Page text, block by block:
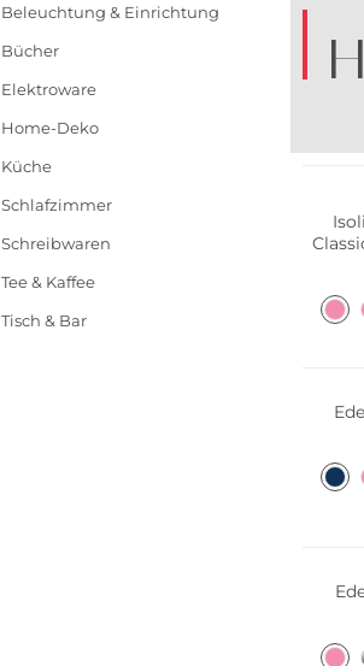
Beleuchtung & Einrichtung
Bücher
Elektroware
Home-Deko
Küche
Schlafzimmer
Schreibwaren
Tee & Kaffee
Tisch & Bar